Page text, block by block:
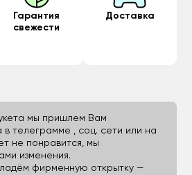
Гарантия
свежести
Доставка
мы пришлем Вам
в телеграмме , соц. сети или на
не понравится, мы
изменения.
фирменную открытку —